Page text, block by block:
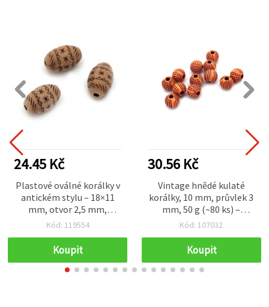
24.45 Kč
Plastové oválné korálky v
antickém stylu – 18×11
mm, otvor 2,5 mm,
hnědé, 50 g (~28 ks)
Kód: 119554
Koupit
30.56 Kč
Vintage hnědé kulaté
korálky, 10 mm, průvlek 3
mm, 50 g (~80 ks) –
elegantní dekorační
kreativní tvoření
Kód: 107032
Koupit